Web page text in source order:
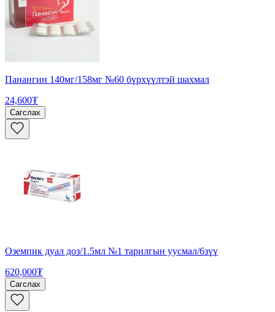
Панангин 140мг/158мг №60 бүрхүүлтэй шахмал
24,600₮
Сагслах
Оземпик дуал доз/1.5мл №1 тарилгын уусмал/6зүү
620,000₮
Сагслах